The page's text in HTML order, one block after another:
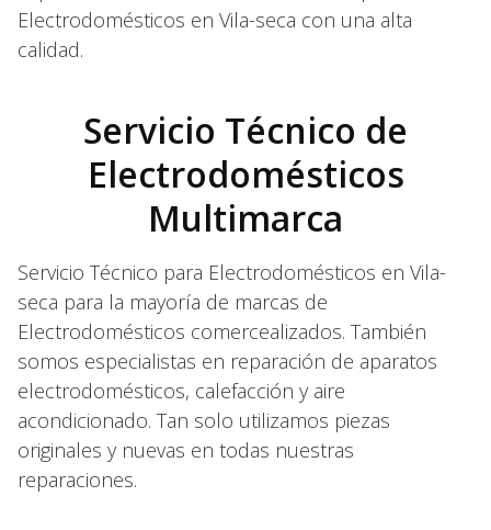
Electrodomésticos en Vila-seca con una alta
calidad.
Servicio Técnico de
Electrodomésticos
Multimarca
Servicio Técnico para Electrodomésticos en Vila-
seca para la mayoría de marcas de
Electrodomésticos comercealizados. También
somos especialistas en reparación de aparatos
electrodomésticos, calefacción y aire
acondicionado. Tan solo utilizamos piezas
originales y nuevas en todas nuestras
reparaciones.